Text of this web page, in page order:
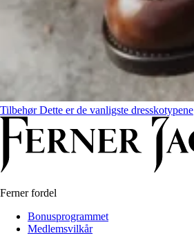
Tilbehør Dette er de vanligste dresskotypene
Ferner fordel
Bonusprogrammet
Medlemsvilkår